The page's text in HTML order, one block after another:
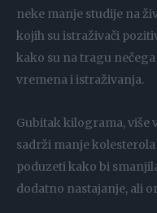
neke manje studije na
kojih su istraživači
kako su na tragu
vremena i istraživanja.
Gubitak kilograma, više
sadrži manje
poduzeti kako bi
dodatno nastajanje, ali